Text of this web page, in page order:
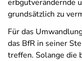
erbgutverändernde
grundsätzlich zu
Für das
das BfR in seiner
treffen. Solange die